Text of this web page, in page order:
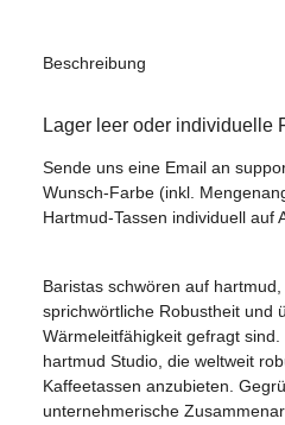
Beschreibung
Lager leer oder individuelle
Sende uns eine Email an
Wunsch-Farbe (inkl.
Hartmud-Tassen individuell auf
Baristas schwören auf
sprichwörtliche Robustheit und
Wärmeleitfähigkeit gefragt
hartmud Studio, die weltweit
Kaffeetassen anzubieten.
unternehmerische